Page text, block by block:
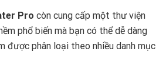
Pro còn cung cấp một thư viện
phổ biến mà bạn có thể dễ dàng
được phân loại theo nhiều danh mục